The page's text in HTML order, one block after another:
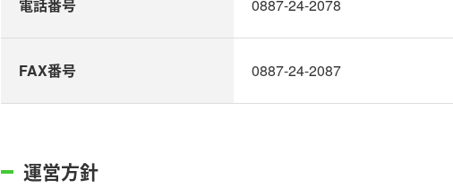
電話番号 0887-24-2078
FAX番号 0887-24-2087
運営方針